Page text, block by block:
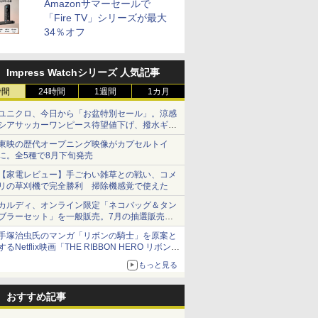
Amazonサマーセールで
「Fire TV」シリーズが最大
34％オフ
Impress Watchシリーズ 人気記事
24時間 1週間 1カ月
ニクロ、今日から「お盆特別セール」。涼感
アサッカーワンピース待望値下げ、撥水ギア
ョーツは1990円に
映の歴代オープニング映像がカプセルトイ
。全5種で8月下旬発売
家電レビュー】手ごわい雑草との戦い、コメ
の草刈機で完全勝利 掃除機感覚で使えた
ルディ、オンライン限定「ネコバッグ＆タン
ラーセット」を一般販売。7月の抽選販売の
選無効分
塚治虫氏のマンガ「リボンの騎士」を原案と
るNetflix映画「THE RIBBON HERO リボンヒ
もっと見る
おすすめ記事